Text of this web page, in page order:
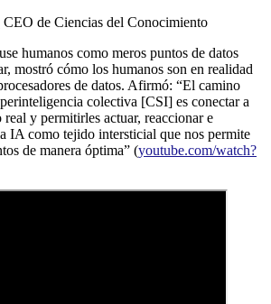
CEO de Ciencias del Conocimiento
humanos como meros puntos de datos
mostró cómo los humanos son en realidad
de datos. Afirmó: “El camino
colectiva [CSI] es conectar a
real y permitirles actuar, reaccionar e
IA como tejido intersticial que nos permite
de manera óptima” (youtube.com/watch?